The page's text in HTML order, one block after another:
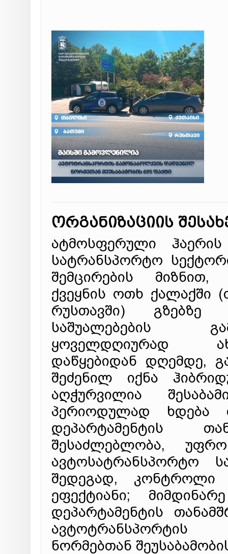
ორგანიზაციის
ატმოსფერული ჰაერის
სატრანსპორტო
შემცირების მიზნით,
ქვეყნის ოთხ ქალაქში
რუსთავში) გზებზე
საშუალებების
ყოველდღიურად
დაწყებიდან დღემდე,
შეძენილ იქნა
აღჭურვილია
პერიოდულად ხდება
დეპარტამენტის
შესაძლებლობა,
ავტოსატრანსპორტო
შედეგად,
ეფექტიანი;
დეპარტამენტის
ავტოტრანსპორტის
ნორმებთან